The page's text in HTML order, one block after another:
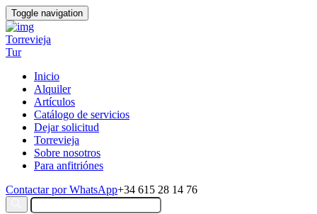
Toggle navigation
Torrevieja
Tur
Inicio
Alquiler
Artículos
Catálogo de servicios
Dejar solicitud
Torrevieja
Sobre nosotros
Para anfitriónes
Contactar por WhatsApp+34 615 28 14 76